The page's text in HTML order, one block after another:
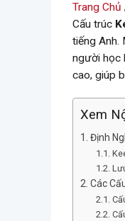
Trang Chủ
Cấu trúc
tiếng Anh.
người học
cao, giúp
Xem
Định
Các